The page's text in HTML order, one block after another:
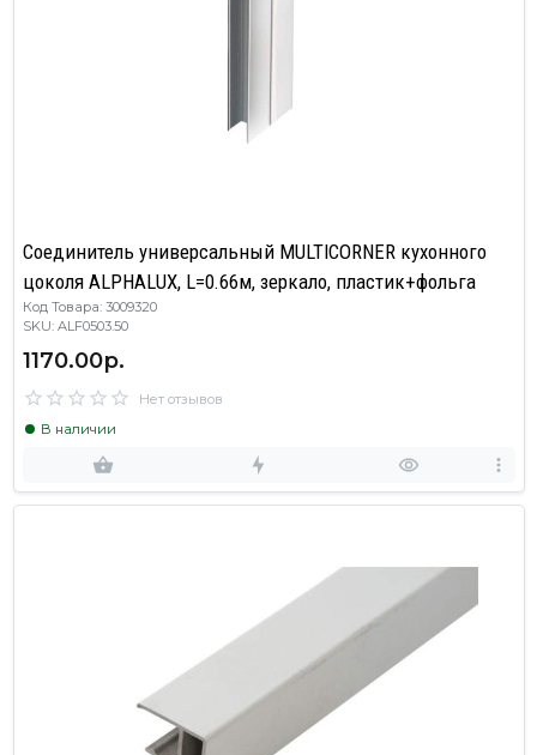
Cоединитель универсальный MULTICORNER кухонного
цоколя ALPHALUX, L=0.66м, зеркало, пластик+фольга
Код Товара: 3009320
SKU: ALF0503.50
1170.00р.
Нет отзывов
В наличии